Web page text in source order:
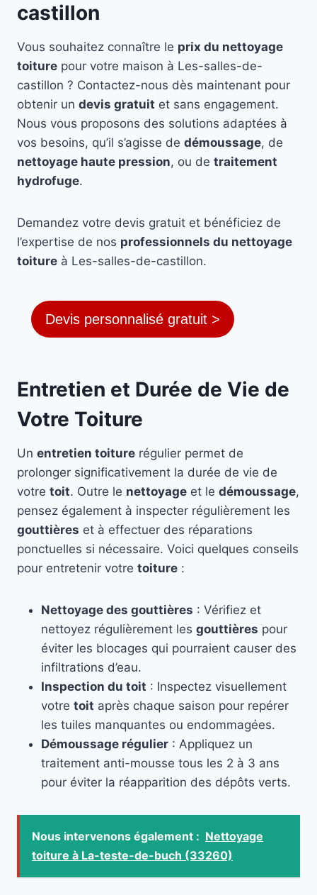
castillon
Vous souhaitez connaître le prix du nettoyage
toiture pour votre maison à Les-salles-de-
castillon ? Contactez-nous dès maintenant pour
obtenir un devis gratuit et sans engagement.
Nous vous proposons des solutions adaptées à
vos besoins, qu’il s’agisse de démoussage, de
nettoyage haute pression, ou de traitement
hydrofuge.
Demandez votre devis gratuit et bénéficiez de
l’expertise de nos professionnels du nettoyage
toiture à Les-salles-de-castillon.
Devis personnalisé gratuit >
Entretien et Durée de Vie de
Votre Toiture
Un entretien toiture régulier permet de
prolonger significativement la durée de vie de
votre toit. Outre le nettoyage et le démoussage,
pensez également à inspecter régulièrement les
gouttières et à effectuer des réparations
ponctuelles si nécessaire. Voici quelques conseils
pour entretenir votre toiture :
Nettoyage des gouttières : Vérifiez et
nettoyez régulièrement les gouttières pour
éviter les blocages qui pourraient causer des
infiltrations d’eau.
Inspection du toit : Inspectez visuellement
votre toit après chaque saison pour repérer
les tuiles manquantes ou endommagées.
Démoussage régulier : Appliquez un
traitement anti-mousse tous les 2 à 3 ans
pour éviter la réapparition des dépôts verts.
Nous intervenons également : Nettoyage
toiture à La-teste-de-buch (33260)